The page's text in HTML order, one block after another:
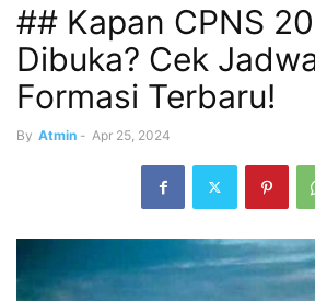
## Kapan CPNS
Dibuka? Cek
Formasi Terbaru!
By Atmin - Apr 25, 2024